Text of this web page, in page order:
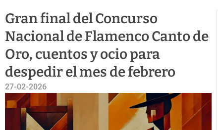
Gran final del Concurso
Nacional de Flamenco Canto de
Oro, cuentos y ocio para
despedir el mes de febrero
27-02-2026